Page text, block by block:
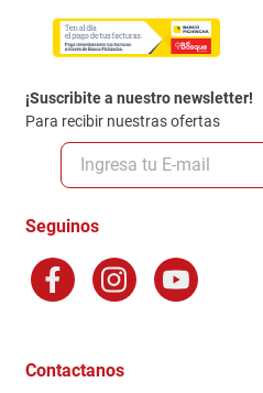
Contacto
Garantia
Politica de Privacidad
Políticas y condiciones GiftCard
Formas de Pago
Terminos y Condiciones
Factura Electronica
Ganadores - Promociones
¡Suscribite a nuestro newsletter!
Para recibir nuestras ofertas
Seguinos
Contactanos